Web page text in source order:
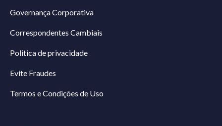
Governança Corporativa
Correspondentes Cambiais
Politica de privacidade
Evite Fraudes
Termos e Condições de Uso